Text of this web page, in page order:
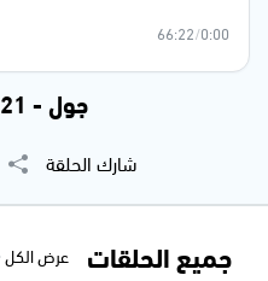
0:00
/
66:22
جول - 03.12.2021
شارك الحلقة
جميع الحلقات عرض الكل